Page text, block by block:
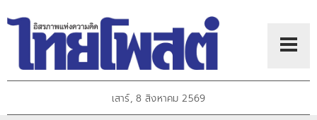
เสาร์, 8 สิงหาคม 2569